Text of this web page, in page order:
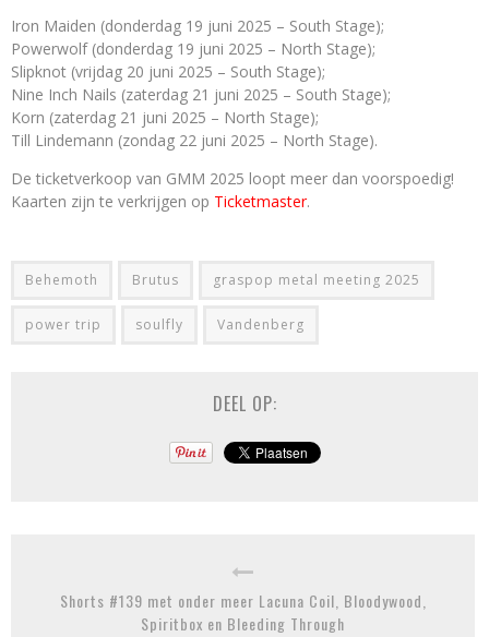
Iron Maiden (donderdag 19 juni 2025 – South Stage);
Powerwolf (donderdag 19 juni 2025 – North Stage);
Slipknot (vrijdag 20 juni 2025 – South Stage);
Nine Inch Nails (zaterdag 21 juni 2025 – South Stage);
Korn (zaterdag 21 juni 2025 – North Stage);
Till Lindemann (zondag 22 juni 2025 – North Stage).
De ticketverkoop van GMM 2025 loopt meer dan voorspoedig!
Kaarten zijn te verkrijgen op Ticketmaster.
Behemoth Brutus graspop metal meeting 2025
power trip soulfly Vandenberg
DEEL OP:
Shorts #139 met onder meer Lacuna Coil, Bloodywood,
Spiritbox en Bleeding Through